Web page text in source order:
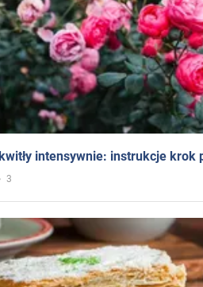
intensywnie: instrukcje krok
3